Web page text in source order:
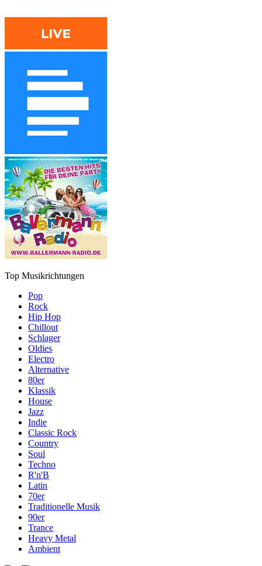
Top Musikrichtungen
Pop
Rock
Hip Hop
Chillout
Schlager
Oldies
Electro
Alternative
80er
Klassik
House
Jazz
Indie
Classic Rock
Country
Soul
Techno
R'n'B
Latin
70er
Traditionelle Musik
90er
Trance
Heavy Metal
Ambient